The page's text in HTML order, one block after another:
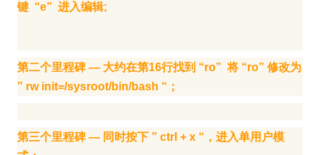
键 “e” 进入编辑;
第二个里程碑 — 大约在第16行找到 “ro” 将 “ro” 修改为
” rw init=/sysroot/bin/bash “；
第三个里程碑 — 同时按下 ” ctrl + x “，进入单用户模